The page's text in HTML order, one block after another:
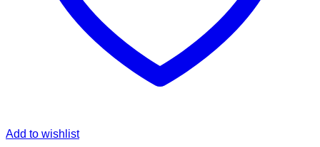
Add to wishlist